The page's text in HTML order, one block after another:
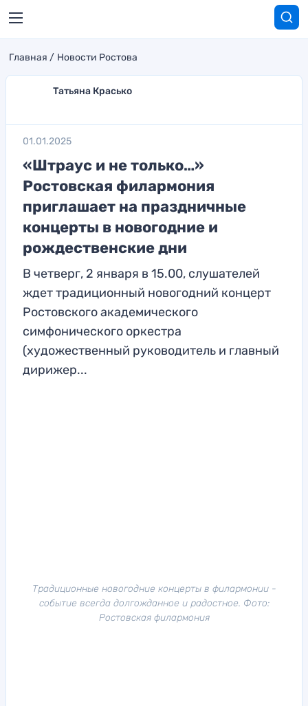
Главная Новости Ростова
Татьяна Красько
01.01.2025
«Штраус и не только…»
Ростовская филармония
приглашает на праздничные
концерты в новогодние и
рождественские дни
В четверг, 2 января в 15.00, слушателей
ждет традиционный новогодний концерт
Ростовского академического
симфонического оркестра
(художественный руководитель и главный
дирижер...
Традиционные новогодние концерты в филармонии -
событие всегда долгожданное и радостное. Фото:
Ростовская филармония